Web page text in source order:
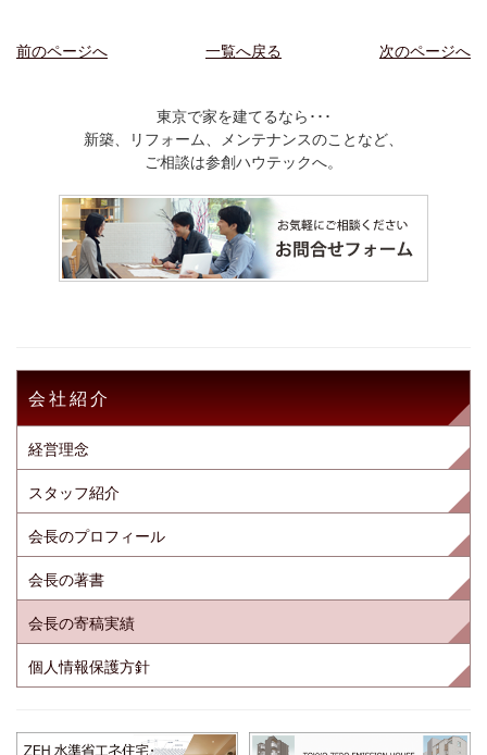
前のページへ 一覧へ戻る 次のページへ
東京で家を建てるなら･･･
新築、リフォーム、メンテナンスのことなど、
ご相談は参創ハウテックへ。
会社紹介
経営理念
スタッフ紹介
会長のプロフィール
会長の著書
会長の寄稿実績
個人情報保護方針